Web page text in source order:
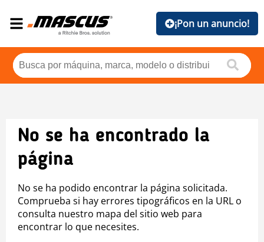
¡Pon un anuncio!
No se ha encontrado la
página
No se ha podido encontrar la página solicitada.
Comprueba si hay errores tipográficos en la URL o
consulta nuestro mapa del sitio web para
encontrar lo que necesites.